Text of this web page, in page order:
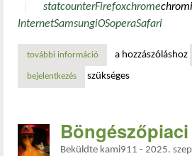
statcounterFirefoxchrome
InternetSamsungiOSoperaSafari
további információböngészőpiaci trendek
a hozzászóláshoz
bejelentkezés szükséges
Beküldte kami911 - 2025.